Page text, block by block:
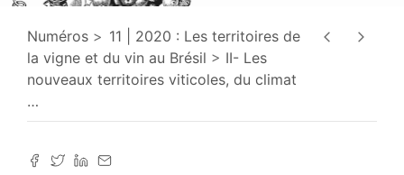
Numéros
11 | 2020 : Les territoires de
la vigne et du vin au Brésil
II- Les
nouveaux territoires viticoles, du climat
…